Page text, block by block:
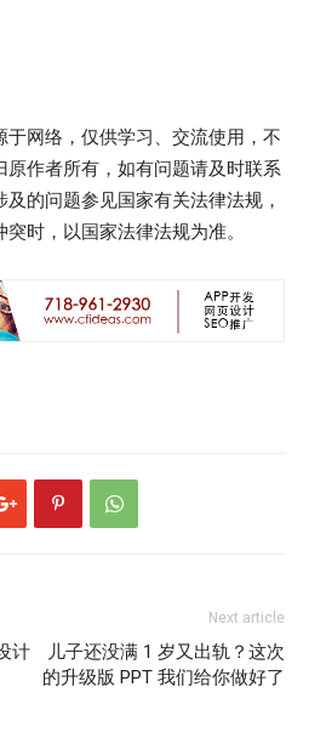
网络，仅供学习、交流使用，不
作者所有，如有问题请及时联系
的问题参见国家有关法律法规，
时，以国家法律法规为准。
计
Next article
儿子还没满 1 岁又出轨？这次
的升级版 PPT 我们给你做好了